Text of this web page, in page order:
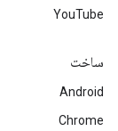
YouTube
ساخت
Android
Chrome